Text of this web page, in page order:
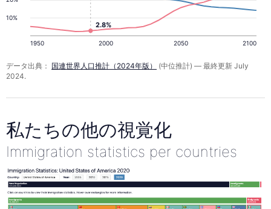
10%
1950 2000 2050 2100
2.8%
データ出典： 国連世界人口推計（2024年版）
(中位推計) — 最終更新 July
2024.
私たちの他の視覚化
Immigration statistics per countries